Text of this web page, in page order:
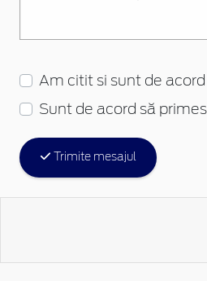
Am citit si sunt de acord
Sunt de acord să
Trimite mesajul